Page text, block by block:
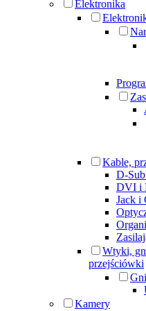
Elektronika
Kable,
D-
DVI i
Jack i
Wtyki,
przejściówki
Kamery